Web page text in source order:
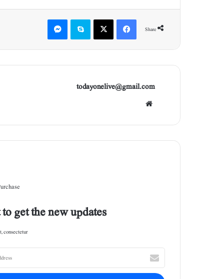
Share
X
todayonelive@gmail.com
get the new updates!
consectetur.